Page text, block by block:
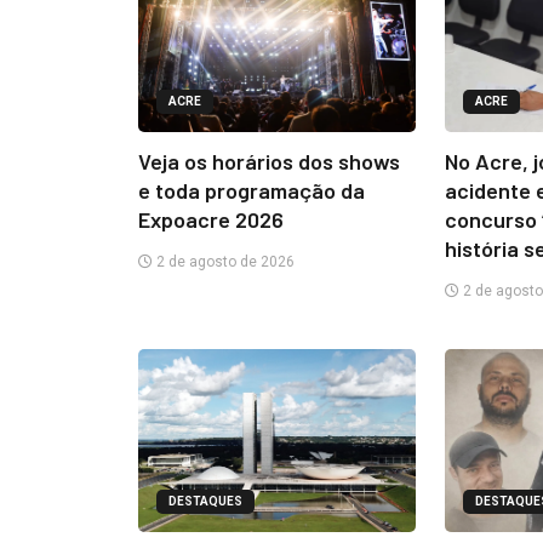
ACRE
Veja os horários dos shows
e toda programação da
Expoacre 2026
2 de agosto de 2026
ACRE
No Acre,
acidente
concurso
história
2 de
DESTAQUES